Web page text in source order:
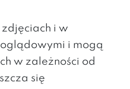
i w
i mogą
w zależności od
się